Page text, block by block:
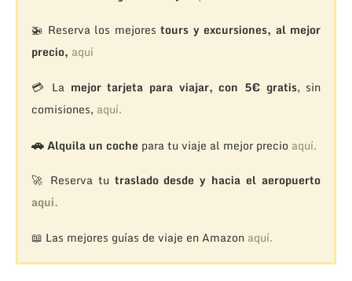
🚁 Reserva los mejorestours y excursiones, al mejor
precio, aquí
💳 La mejor tarjeta para viajar, con 5€ gratis, sin
comisiones, aquí.
🚗Alquila un coche para tu viaje al mejor precio aquí.
🚀 Reserva tu traslado desde y hacia el aeropuerto
aquí.
📖 Las mejores guías de viaje en Amazon aquí.